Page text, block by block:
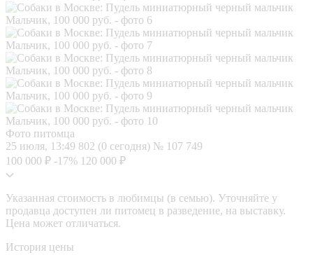
Фото питомца
25 июля, 13:49 802 (0 сегодня) № 107 749
100 000 ₽ -17% 120 000 ₽
Указанная стоимость в любимцы (в семью). Уточняйте у
продавца доступен ли питомец в разведение, на выставку.
Цена может отличаться.
История цены